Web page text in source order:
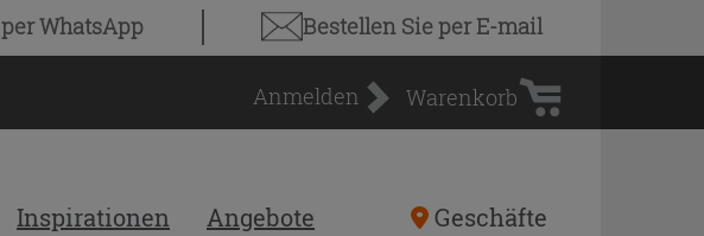
per WhatsApp Bestellen Sieper E-mail
Anmelden
Warenkorb
Warenkorb
Inspirationen Angebote Geschäfte